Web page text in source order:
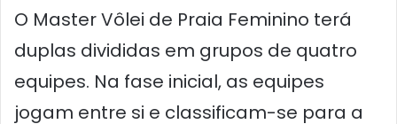
O Master Vôlei de Praia Feminino terá
duplas divididas em grupos de quatro
equipes. Na fase inicial, as equipes
jogam entre si e classificam-se para a